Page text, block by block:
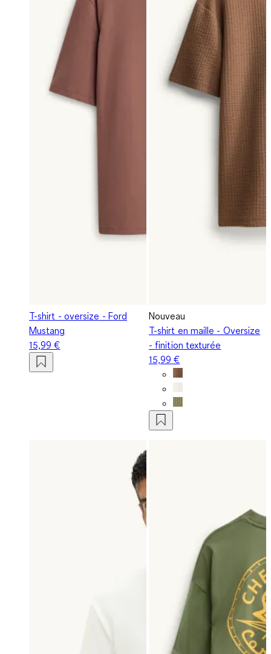
T-shirt - oversize - Ford
Mustang
15,99 €
Nouveau
T-shirt en maille - Oversize
- finition texturée
15,99 €